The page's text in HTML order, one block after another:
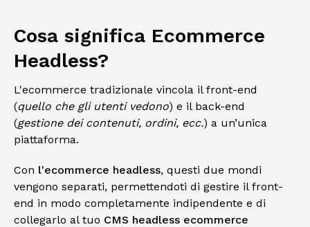
Cosa significa Ecommerce
Headless?
L'ecommerce tradizionale vincola il front-end
(quello che gli utenti vedono) e il back-end
(gestione dei contenuti, ordini, ecc.) a un’unica
piattaforma.
Con l'ecommerce headless, questi due mondi
vengono separati, permettendoti di gestire il front-
end in modo completamente indipendente e di
collegarlo al tuo CMS headless ecommerce